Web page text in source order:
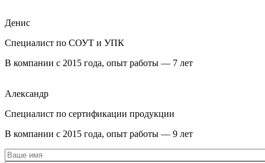
Денис
Специалист по СОУТ и УПК
В компании с 2015 года, опыт работы — 7 лет
Александр
Специалист по сертификации продукции
В компании с 2015 года, опыт работы — 9 лет